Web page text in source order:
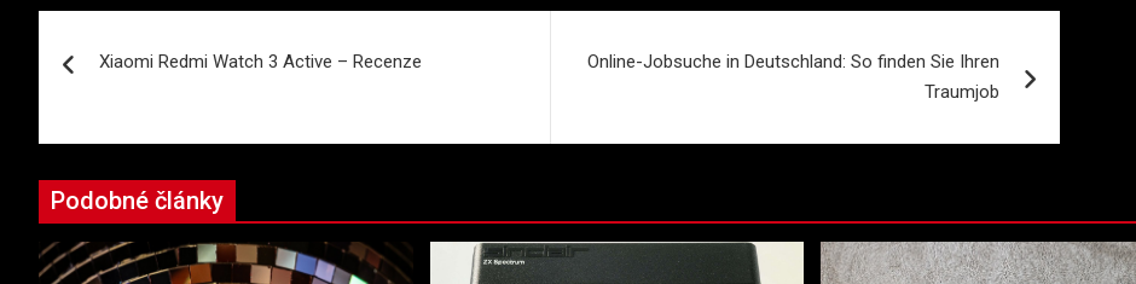
pro
příspěvek
Xiaomi Redmi Watch 3 Active – Recenze
Online-Jobsuche in Deutschland: So finden Sie Ihren
Traumjob
Podobné články